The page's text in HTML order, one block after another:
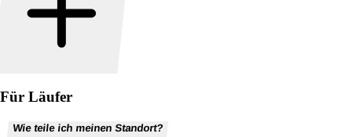
Für Läufer
Wie teile ich meinen Standort?